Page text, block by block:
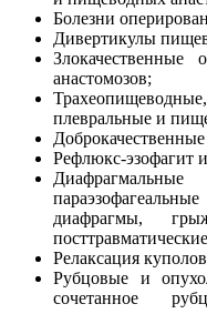
Болезни
Дивертикулы
анастомозов;
плевральные и
Рефлюкс-эзофагит
диафрагмы,
Релаксация
Рубцовые и
сочетанное